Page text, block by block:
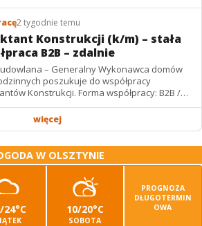
2 tygodnie temu
Konstrukcji (k/m) – stała
B2B – zdalnie
– Generalny Wykonawca domów
poszukuje do współpracy
Forma współpracy: B2B /
– zdalnie. Wynagrodzenie: ✔
więcej
W OLSZTYNIE
24°C 10/20°C
SOBOTA
PROGNOZA
DŁUGOTERMIN
OWA